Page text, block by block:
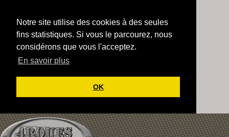
Notre site utilise des cookies à des seules
fins statistiques. Si vous le parcourez, nous
considérons que vous l'acceptez.
En savoir plus
OK